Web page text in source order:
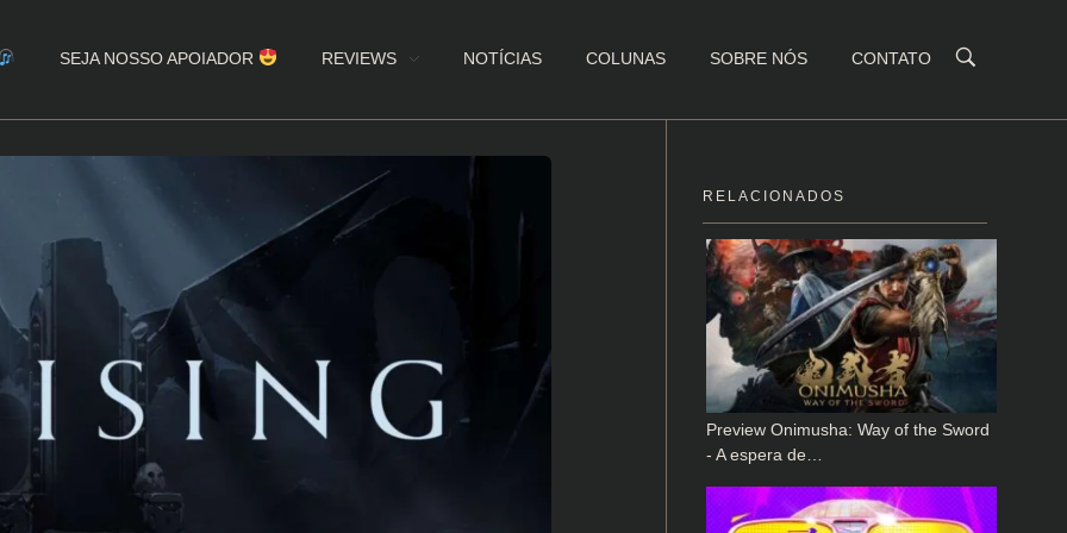
SEJA NOSSO APOIADOR REVIEWS NOTÍCIAS COLUNAS SOBRE NÓS CONTATO
RELACIONADOS
Preview Onimusha: Way of the Sword
- A espera de…